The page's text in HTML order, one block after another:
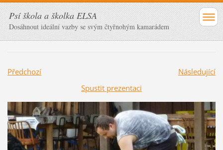
Psí škola a školka ELSA
Dosáhnout ideální vazby se svým čtyřnohým kamarádem
Předchozí
Následující
Spustit prezentaci